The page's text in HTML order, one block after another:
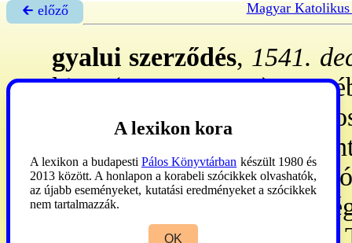
🡰 előző Magyar
gyalui szerződés, 1541.
kir. (ur. 1526-64)
főkapitány ésStatileo
egyes
FráterGyörgy az
Zsigmond kirfi teljes
kir. öröksége még
A lexikon kora
A lexikon a budapesti Pálos Könyvtárban készült 1980 és
2013 között. A honlapon a korabeli szócikkek olvashatók,
az újabb eseményeket, kutatási eredményeket a szócikkek
nem tartalmazzák.
OK